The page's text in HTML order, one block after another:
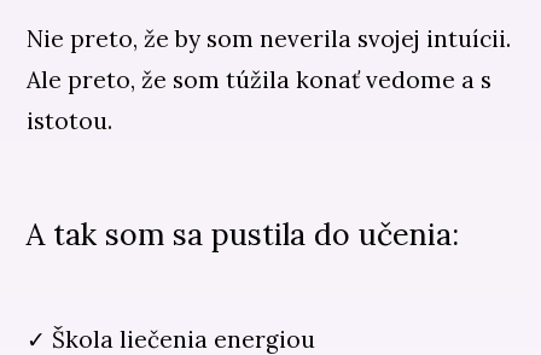
Nie preto, že by som neverila svojej intuícii.
Ale preto, že som túžila konať vedome a s
istotou.
A tak som sa pustila do učenia:
✓ Škola liečenia energiou